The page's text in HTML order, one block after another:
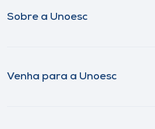
Sobre a Unoesc
Venha para a Unoesc